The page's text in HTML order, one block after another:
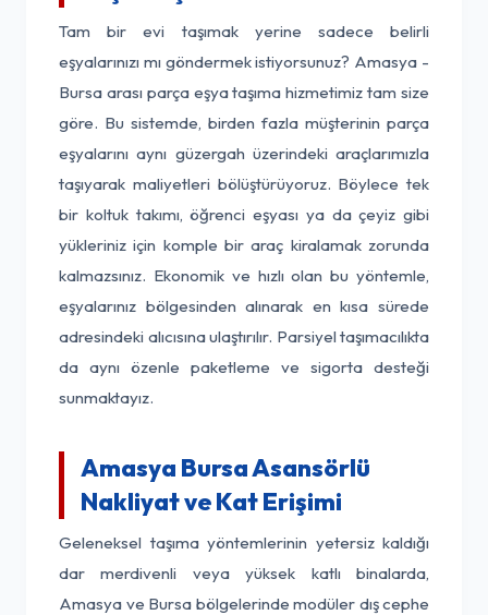
Tam bir evi taşımak yerine sadece belirli
eşyalarınızı mı göndermek istiyorsunuz? Amasya -
Bursa arası parça eşya taşıma hizmetimiz tam size
göre. Bu sistemde, birden fazla müşterinin parça
eşyalarını aynı güzergah üzerindeki araçlarımızla
taşıyarak maliyetleri bölüştürüyoruz. Böylece tek
bir koltuk takımı, öğrenci eşyası ya da çeyiz gibi
yükleriniz için komple bir araç kiralamak zorunda
kalmazsınız. Ekonomik ve hızlı olan bu yöntemle,
eşyalarınız bölgesinden alınarak en kısa sürede
adresindeki alıcısına ulaştırılır. Parsiyel taşımacılıkta
da aynı özenle paketleme ve sigorta desteği
sunmaktayız.
Amasya Bursa Asansörlü
Nakliyat ve Kat Erişimi
Geleneksel taşıma yöntemlerinin yetersiz kaldığı
dar merdivenli veya yüksek katlı binalarda,
Amasya ve Bursa bölgelerinde modüler dış cephe